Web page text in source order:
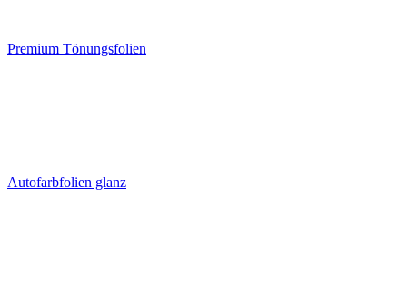
Premium Tönungsfolien
Autofarbfolien glanz